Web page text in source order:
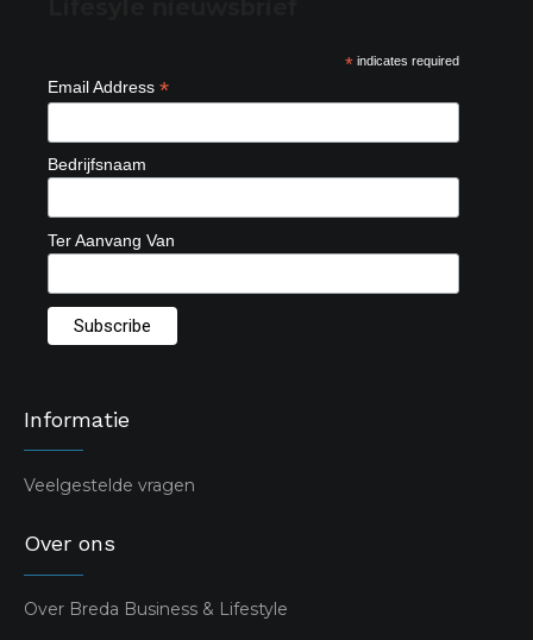
*indicates required
Email Address *
Bedrijfsnaam
Ter Aanvang Van
Informatie
Veelgestelde vragen
Over ons
Over Breda Business & Lifestyle